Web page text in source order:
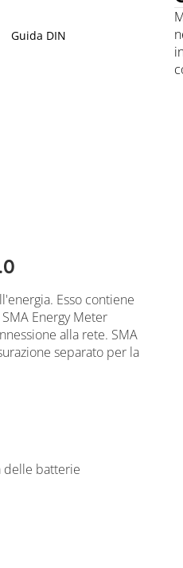
Guida DIN
Esso contiene
Energy Meter
alla rete. SMA
separato per la
delle batterie